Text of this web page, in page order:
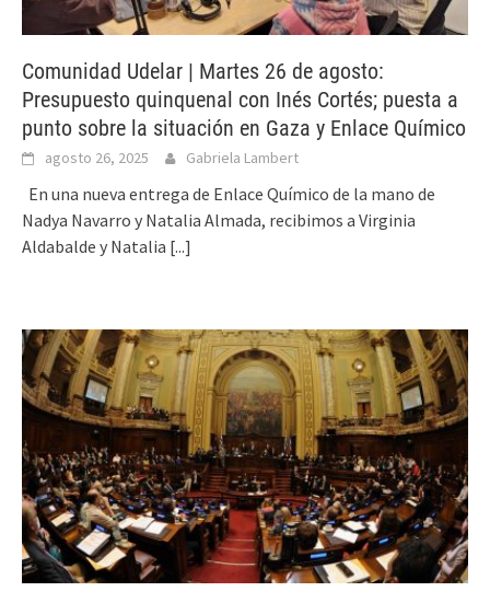
Comunidad Udelar | Martes 26 de agosto:
Presupuesto quinquenal con Inés Cortés; puesta a
punto sobre la situación en Gaza y Enlace Químico
agosto 26, 2025 Gabriela Lambert
En una nueva entrega de Enlace Químico de la mano de
Nadya Navarro y Natalia Almada, recibimos a Virginia
Aldabalde y Natalia [...]